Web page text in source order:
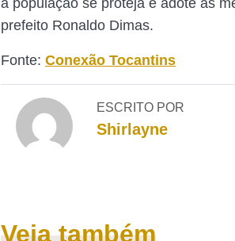
a população se proteja e adote as
prefeito Ronaldo Dimas.
Fonte: Conexão Tocantins
ESCRITO POR
Shirlayne
Veja também